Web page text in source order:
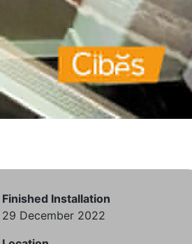
Finished Installation
29 December 2022